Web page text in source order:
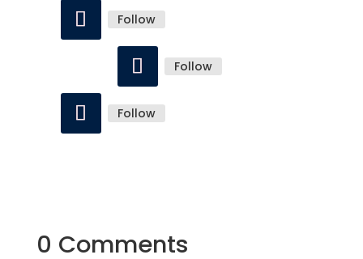
Follow
Follow
Follow
0 Comments